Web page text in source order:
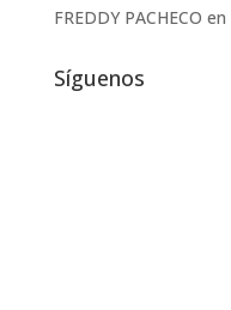
FREDDY PACHECO en
Síguenos